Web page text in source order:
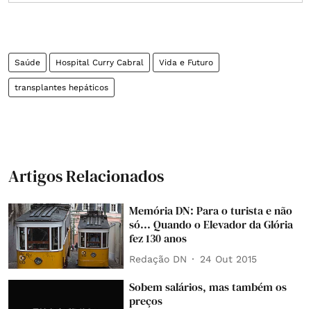
Saúde Hospital Curry Cabral Vida e Futuro
transplantes hepáticos
Artigos Relacionados
Memória DN: Para o turista e não
só... Quando o Elevador da Glória
fez 130 anos
Redação DN 24 Out 2015
Sobem salários, mas também os
preços